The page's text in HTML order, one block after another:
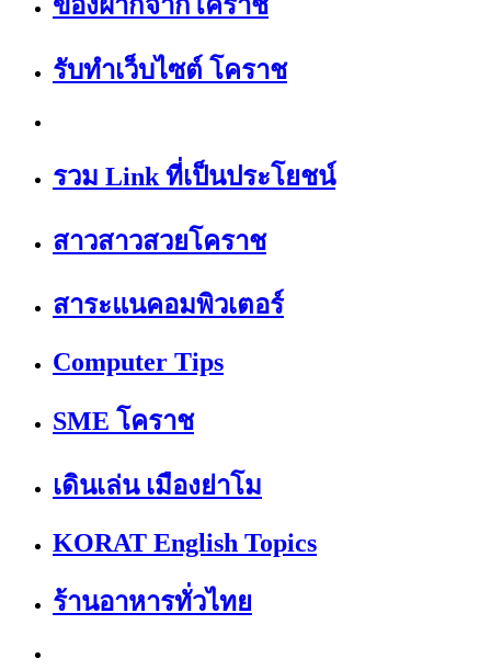
รับทำเว็บไซต์ โคราช
รวม Link ที่เป็นประโยชน์
สาวสาวสวยโคราช
สาระแนคอมพิวเตอร์
Computer Tips
SME โคราช
เดินเล่น เมืองย่าโม
KORAT English Topics
ร้านอาหารทั่วไทย